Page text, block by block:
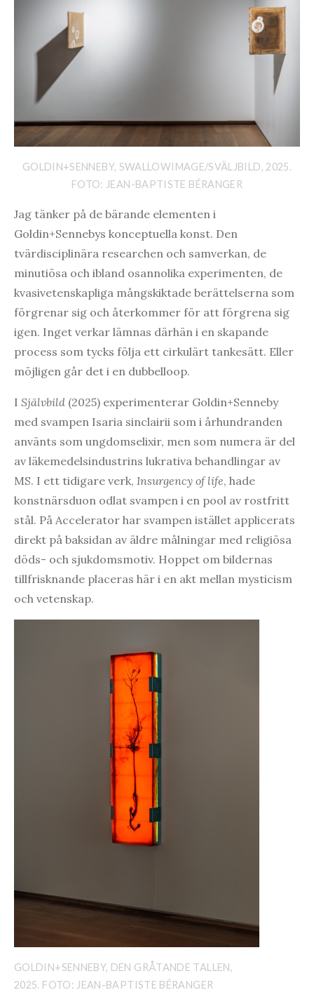
GOLDIN+SENNEBY, SWALLOWIMAGE/SVÄLJBILD, 2025.
FOTO: JEAN-BAPTISTE BÉRANGER
Jag tänker på de bärande elementen i
Goldin+Sennebys konceptuella konst. Den
tvärdisciplinära researchen och samverkan, de
minutiösa och ibland osannolika experimenten, de
kvasivetenskapliga mångskiktade berättelserna som
förgrenar sig och återkommer för att förgrena sig
igen. Inget verkar lämnas därhän i en skapande
process som tycks följa ett cirkulärt tankesätt. Eller
möjligen går det i en dubbelloop.
I Självbild (2025) experimenterar Goldin+Senneby
med svampen Isaria sinclairii som i århundranden
använts som ungdomselixir, men som numera är del
av läkemedelsindustrins lukrativa behandlingar av
MS. I ett tidigare verk, Insurgency of life, hade
konstnärsduon odlat svampen i en pool av rostfritt
stål. På Accelerator har svampen istället applicerats
direkt på baksidan av äldre målningar med religiösa
döds- och sjukdomsmotiv. Hoppet om bildernas
tillfrisknande placeras här i en akt mellan mysticism
och vetenskap.
GOLDIN+SENNEBY, DEN GRÅTANDE TALLEN,
2025. FOTO: JEAN-BAPTISTE BÉRANGER